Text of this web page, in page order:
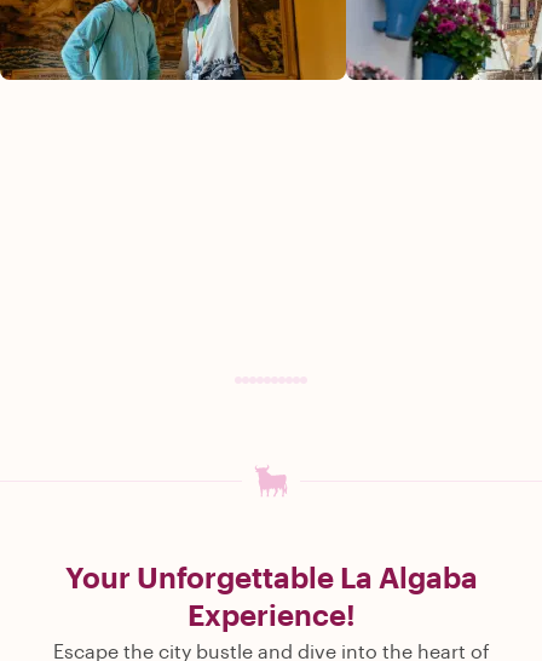
Your Unforgettable La Algaba
Experience!
Escape the city bustle and dive into the heart of